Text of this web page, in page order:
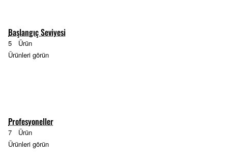
Başlangıç Seviyesi
5
Ürün
Ürünleri görün
Profesyoneller
7
Ürün
Ürünleri görün